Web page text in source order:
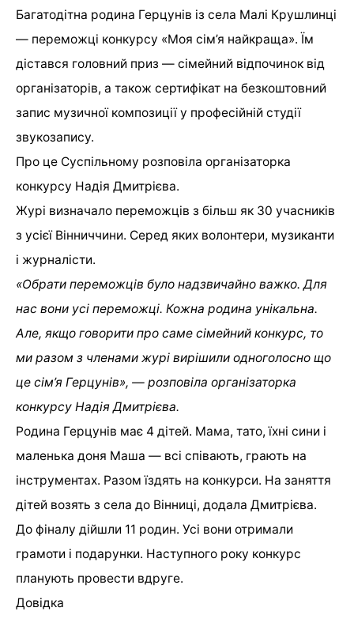
Багатодітна родина Герцунів із села Малі Крушлинці
— переможці конкурсу «Моя сім’я найкраща». Їм
дістався головний приз — сімейний відпочинок від
організаторів, а також сертифікат на безкоштовний
запис музичної композиції у професійній студії
звукозапису.
Про це Суспільному розповіла організаторка
конкурсу Надія Дмитрієва.
Журі визначало переможців з більш як 30 учасників
з усієї Вінниччини. Серед яких волонтери, музиканти
і журналісти.
«Обрати переможців було надзвичайно важко. Для
нас вони усі переможці. Кожна родина унікальна.
Але, якщо говорити про саме сімейний конкурс, то
ми разом з членами журі вирішили одноголосно що
це сім’я Герцунів», — розповіла організаторка
конкурсу Надія Дмитрієва.
Родина Герцунів має 4 дітей. Мама, тато, їхні сини і
маленька доня Маша — всі співають, грають на
інструментах. Разом їздять на конкурси. На заняття
дітей возять з села до Вінниці, додала Дмитрієва.
До фіналу дійшли 11 родин. Усі вони отримали
грамоти і подарунки. Наступного року конкурс
планують провести вдруге.
Довідка